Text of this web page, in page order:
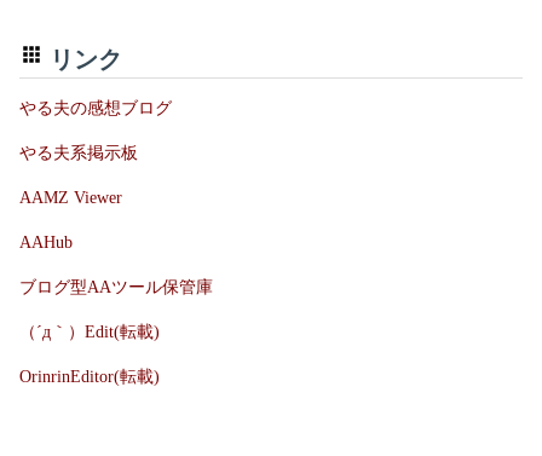
リンク
やる夫の感想ブログ
やる夫系掲示板
AAMZ Viewer
AAHub
ブログ型AAツール保管庫
（´д｀）Edit(転載)
OrinrinEditor(転載)